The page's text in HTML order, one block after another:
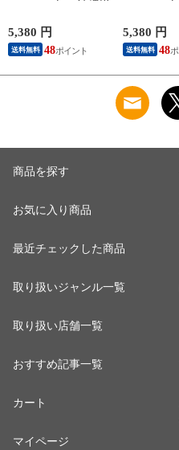
5,380 円
送料無料 48
5,380 円
送料無料 48
商品を探す
お気に入り商品
最近チェックした商品
取り扱いジャンル一覧
取り扱い店舗一覧
おすすめ記事一覧
カート
マイページ